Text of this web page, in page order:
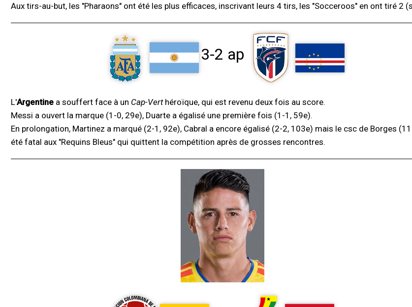
Aux tirs-au-but, les "Pharaons" ont été les plus efficaces, inscrivant leurs 4 tirs, les "Socceroos" en ont tiré 2
3-2 ap
L'Argentine a souffert face à un Cap-Verthéroïque, qui est revenu deux fois au score.
Messi a ouvert la marque (1-0, 29e), Duarte a égalisé une première fois (1-1, 59e).
En prolongation, Martinez a marqué (2-1, 92e), Cabral a encore égalisé (2-2, 103e) mais le csc de Borges
été fatal aux "Requins Bleus" qui quittent la compétition après de grosses rencontres.